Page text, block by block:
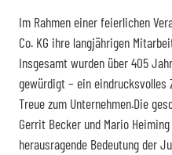
Im Rahmen einer feierlichen
Co. KG ihre langjährigen
Insgesamt wurden über 405
gewürdigt – ein eindrucksvolles
Treue zum Unternehmen.Die
Gerrit Becker und Mario
herausragende Bedeutung der